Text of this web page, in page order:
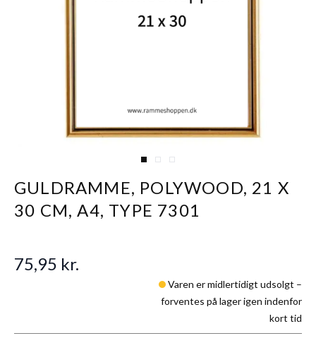
View larger image
View larger image
View larger image
GULDRAMME, POLYWOOD, 21 X
30 CM, A4, TYPE 7301
75,95 kr.
Varen er midlertidigt udsolgt –
forventes på lager igen indenfor
kort tid